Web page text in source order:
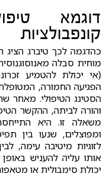
דוגמא
קונפבולציות
כהדגמה לכך טיברג
מוחית סבלה
(אי יכולת להטמיע
הפגיעה החמורה,
הסטינג הטיפולי. מאחר
והורה לביתה, ההקשר
משאלה זו. היא
ומפוצלים, שנעו בין
לזוגיות מיטיבה עימה,
אותו עליה להעניש
יכולת סימבולית או